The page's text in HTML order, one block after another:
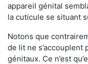
appareil génital
la cuticule se situant
Notons que
de lit ne s’accouplent
génitaux. Ce n’est